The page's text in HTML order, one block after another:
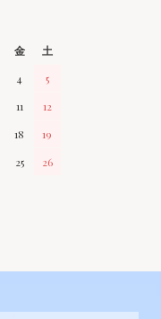
金
土
4
5
11
12
18
19
25
26